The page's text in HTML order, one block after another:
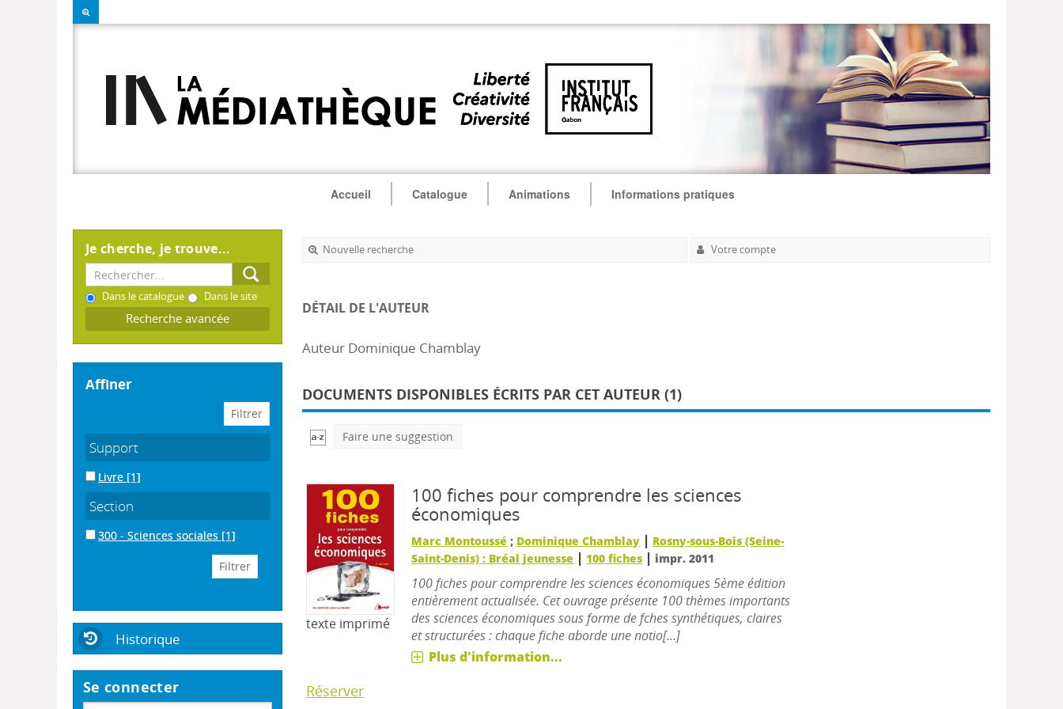
Accueil Catalogue Animations Informations pratiques
Je cherche, je trouve...
Dans le catalogue Dans le site
Recherche avancée
affiner
Support
Livre [1]
Section
300 - Sciences sociales [1]
Historique
Se connecter
Nouvelle recherche Votre compte
DÉTAIL DE L'AUTEUR
Auteur Dominique Chamblay
DOCUMENTS DISPONIBLES ÉCRITS PAR CET AUTEUR (1)
Faire une suggestion
texte imprimé
100 fiches pour comprendre les sciences
économiques
Marc Montoussé ; Dominique Chamblay | Rosny-sous-Bois (Seine-
Saint-Denis) : Bréal jeunesse |100 fiches | impr. 2011
100 fiches pour comprendre les sciences économiques 5ème édition
entièrement actualisée. Cet ouvrage présente 100 thèmes importants
des sciences économiques sous forme de fches synthétiques, claires
et structurées : chaque fiche aborde une notio[...]
Plus d'information...
Réserver